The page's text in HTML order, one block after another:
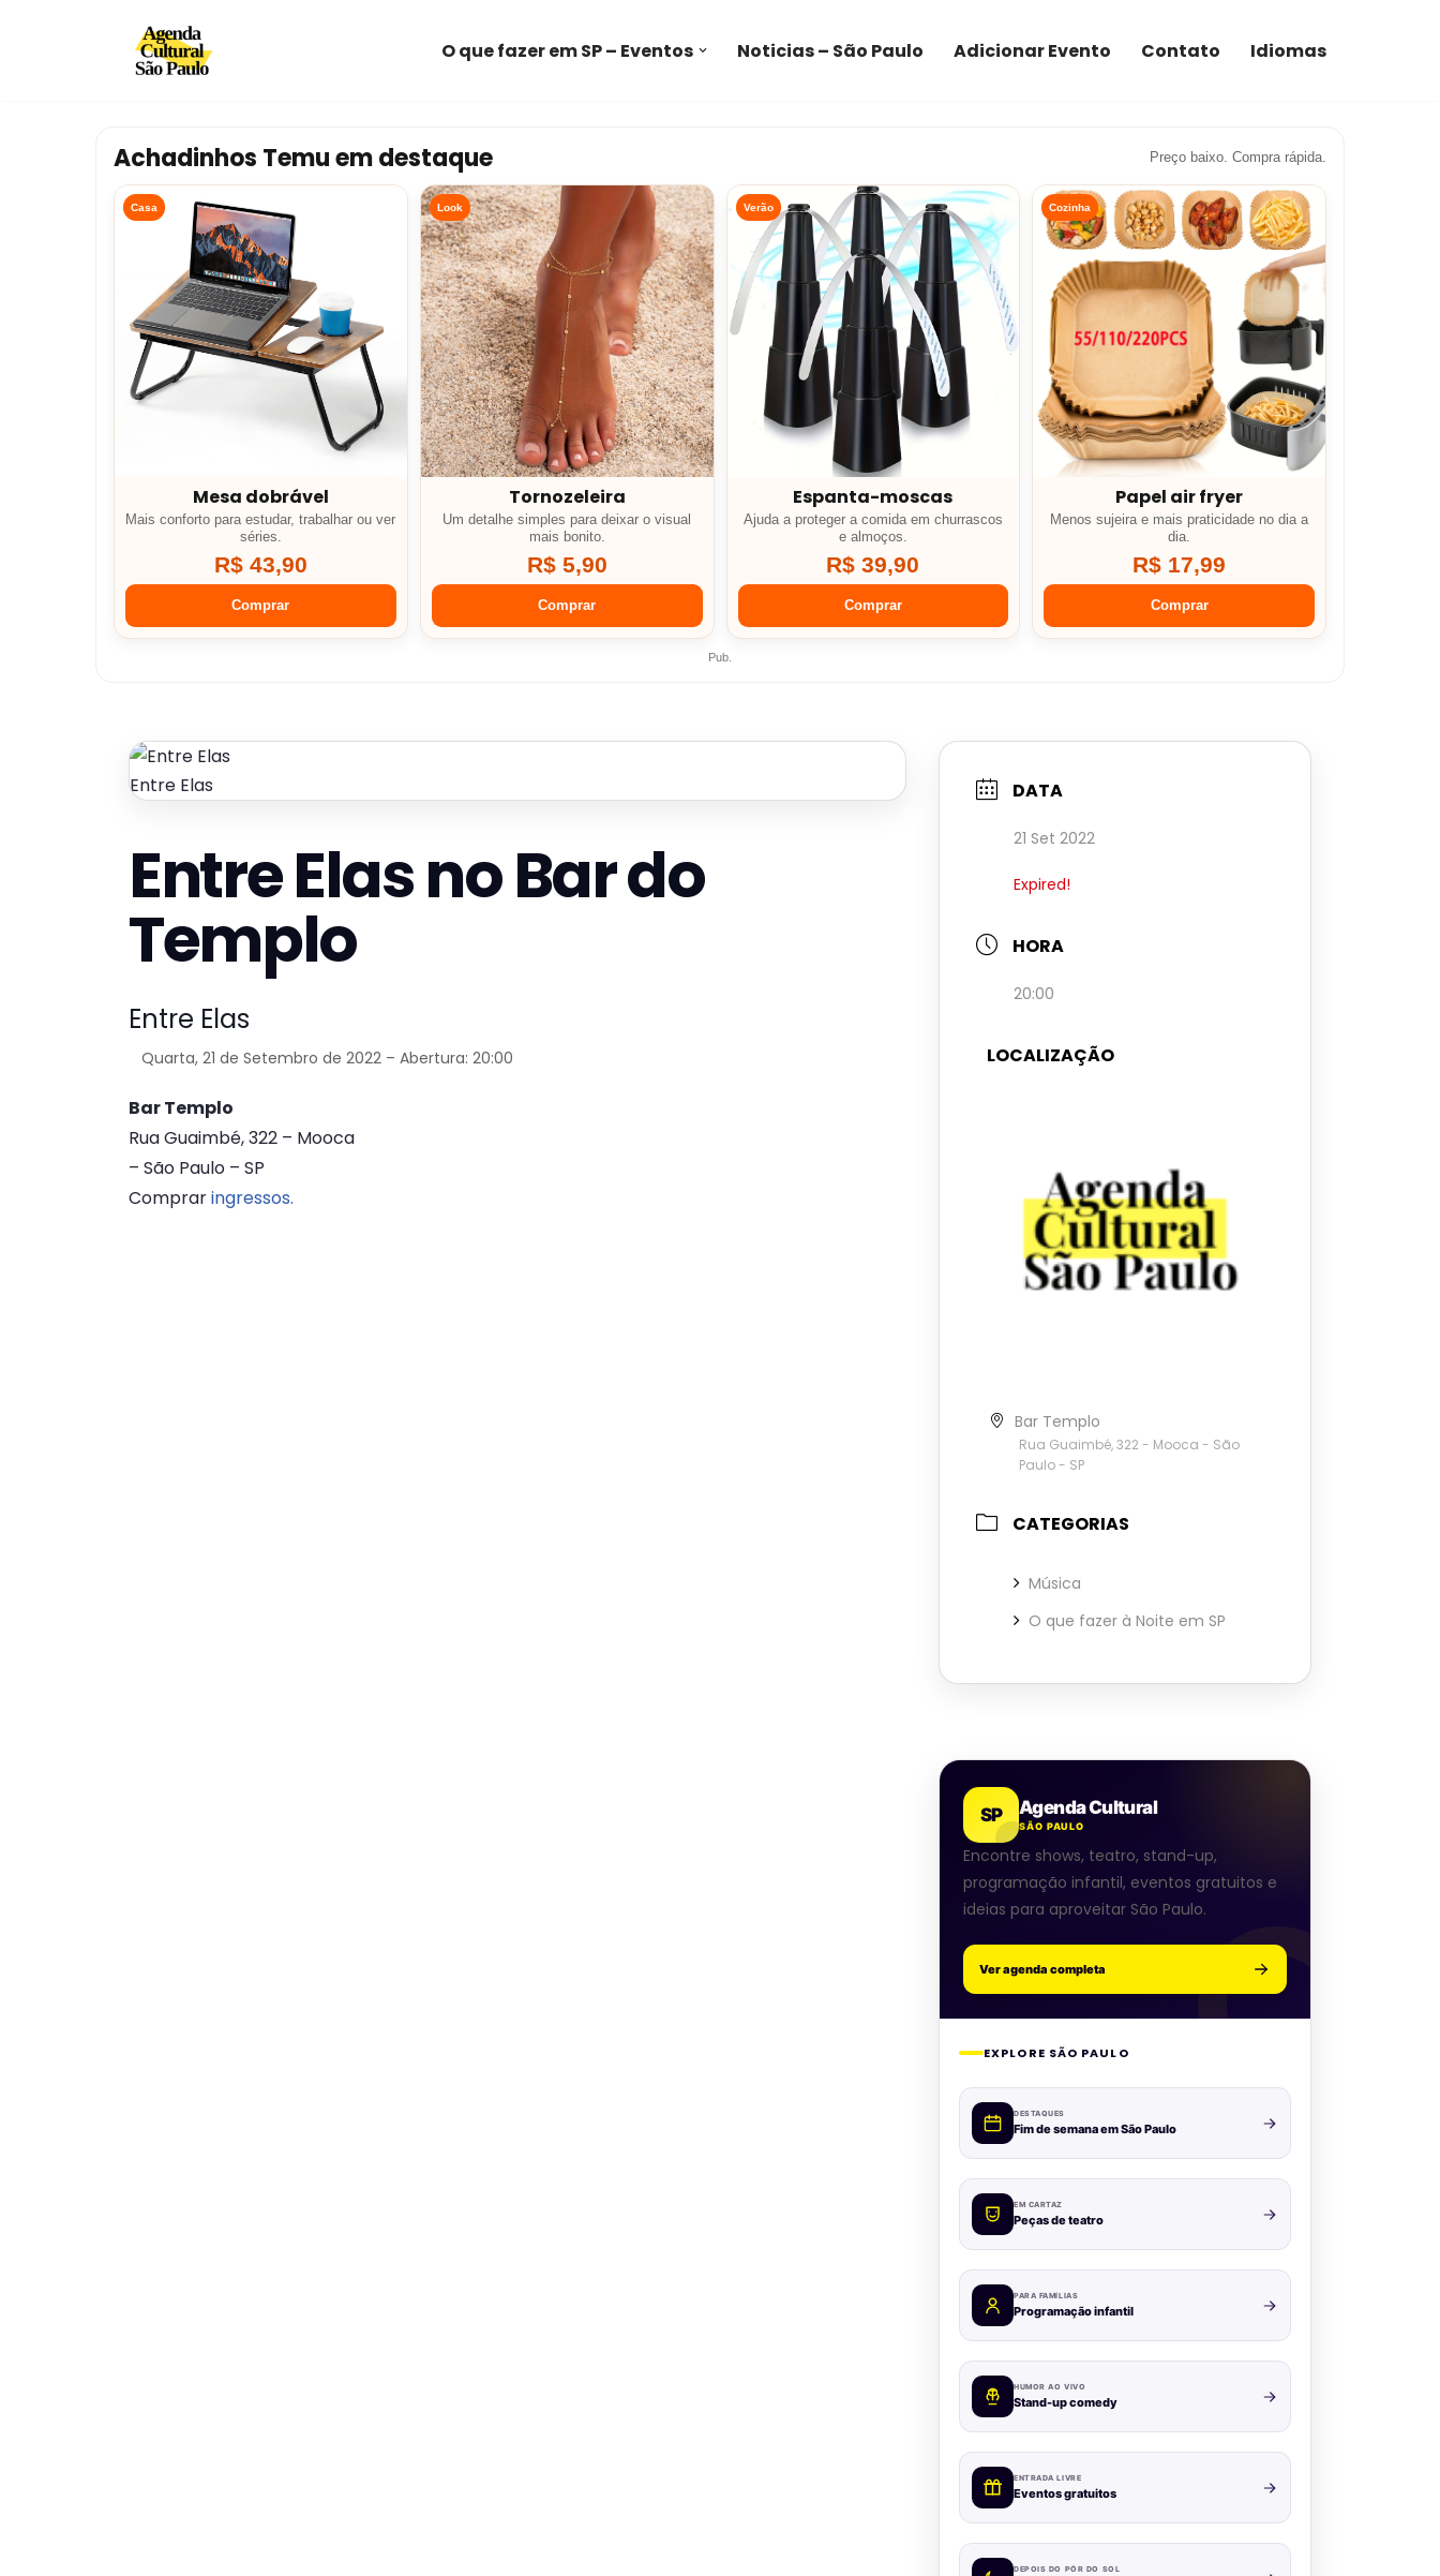
O que fazer em SP – Eventos Noticias – São Paulo Adicionar Evento Contato Idiomas
Achadinhos Temu em destaque Preço baixo. Compra rápida.
Casa
Mesa dobrável
Mais conforto para estudar, trabalhar ou ver
séries.
R$ 43,90
Comprar
Look
Tornozeleira
Um detalhe simples para deixar o visual
mais bonito.
R$ 5,90
Comprar
Verão
Espanta-moscas
Ajuda a proteger a comida em churrascos
e almoços.
R$ 39,90
Comprar
Cozinha
Papel air fryer
Menos sujeira e mais praticidade no dia a
dia.
R$ 17,99
Comprar
Pub.
Entre Elas
Entre Elas no Bar do
Templo
Entre Elas
Quarta, 21 de Setembro de 2022 – Abertura: 20:00
Bar Templo
Rua Guaimbé, 322 – Mooca
– São Paulo – SP
Compraringressos.
DATA
21 Set 2022
Expired!
HORA
20:00
LOCALIZAÇÃO
Bar Templo
Rua Guaimbé, 322 - Mooca - São
Paulo - SP
CATEGORIAS
Música
O que fazer à Noite em SP
SP Agenda Cultural
SÃO PAULO
Encontre shows, teatro, stand-up,
programação infantil, eventos gratuitos e
ideias para aproveitar São Paulo.
Ver agenda completa
EXPLORE SÃO PAULO
DESTAQUES
Fim de semana em São Paulo
EM CARTAZ
Peças de teatro
PARA FAMÍLIAS
Programação infantil
HUMOR AO VIVO
Stand-up comedy
ENTRADA LIVRE
Eventos gratuitos
DEPOIS DO PÔR DO SOL